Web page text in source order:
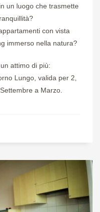
un luogo che trasmette
con vista
immerso nella natura?
attimo di più:
Lungo, valida per 2,
a Marzo.